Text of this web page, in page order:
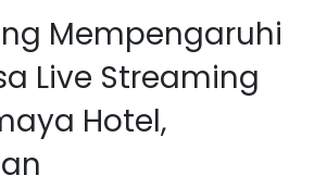
Mempengaruhi
Live Streaming
Hotel,